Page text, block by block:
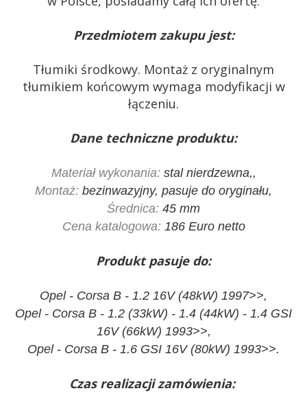
Przedmiotem zakupu jest:
Tłumiki środkowy. Montaż z oryginalnym
tłumikiem końcowym wymaga modyfikacji w
łączeniu.
Dane techniczne produktu:
Materiał wykonania:stal nierdzewna,,
Montaż: bezinwazyjny, pasuje do oryginału,
Średnica: 45 mm
Cena katalogowa:186 Euro netto
Produkt pasuje do:
Opel - Corsa B - 1.2 16V (48kW) 1997>>,
Opel - Corsa B - 1.2 (33kW) - 1.4 (44kW) - 1.4 GSI
16V (66kW) 1993>>,
Opel - Corsa B - 1.6 GSI 16V (80kW) 1993>>.
Czas realizacji zamówienia: